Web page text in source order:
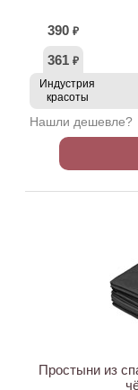
390 ₽
361 ₽
Индустрия
красоты
Нашли дешевле?
Простыни из